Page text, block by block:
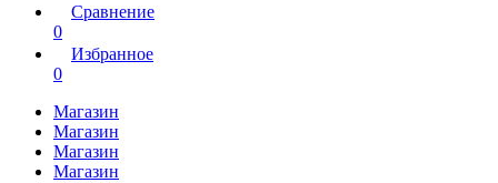
Сравнение
0
Избранное
0
Магазин
Магазин
Магазин
Магазин